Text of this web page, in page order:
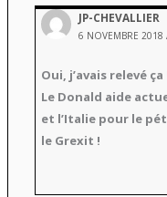
JP-CHEVALLIER
6 NOVEMBRE
Oui, j’avais relevé ça
Le Donald aide
et l’Italie pour le
le Grexit !